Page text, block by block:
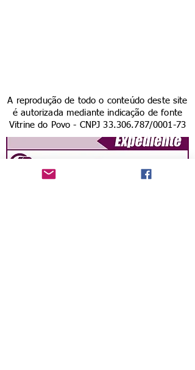
A reprodução de todo o conteúdo deste site
é autorizada mediante indicação de fonte
Vitrine do Povo - CNPJ33.306.787/0001-73